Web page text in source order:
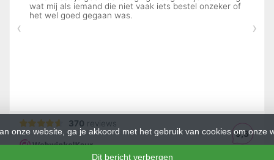
onze website, ga je akkoord met het gebruik van cookies om onze
Dit bericht verbergen